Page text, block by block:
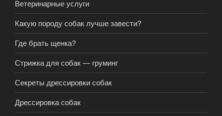
Ветеринарные услуги
Какую породу собак лучше завести?
Где брать щенка?
Стрижка для собак — груминг
Секреты дрессировки собак
Дрессировка собак